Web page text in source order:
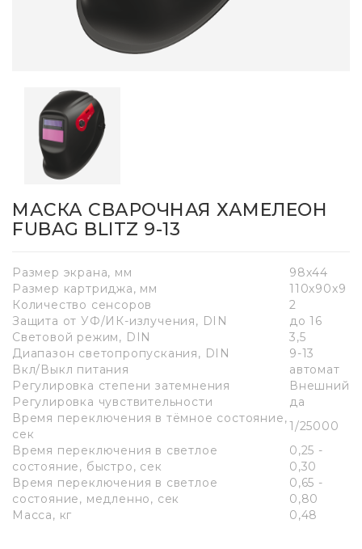
МАСКА СВАРОЧНАЯ ХАМЕЛЕОН
FUBAG BLITZ 9-13
Размер экрана, мм
98х44
Размер картриджа, мм
110х90х9
Количество сенсоров
2
Защита от УФ/ИК-излучения, DIN
до 16
Световой режим, DIN
3,5
Диапазон светопропускания, DIN
9-13
Вкл/Выкл питания
автомат
Регулировка степени затемнения
Внешний
Регулировка чувствительности
да
Время переключения в тёмное состояние,
сек
1/25000
Время переключения в светлое
состояние, быстро, сек
0,25 -
0,30
Время переключения в светлое
состояние, медленно, сек
0,65 -
0,80
Масса, кг
0,48